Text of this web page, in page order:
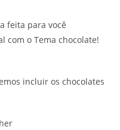
feita para você
com o Tema chocolate!
incluir os chocolates